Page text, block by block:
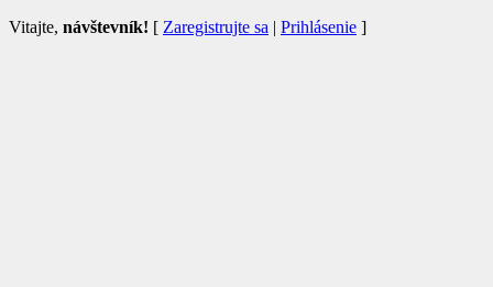
Vitajte, návštevník! [ Zaregistrujte sa | Prihlásenie ]